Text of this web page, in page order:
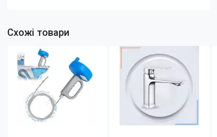
Схожі товари